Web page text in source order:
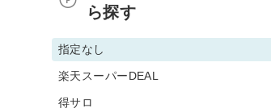
ら探す
指定なし
楽天スーパーDEAL
得サロ